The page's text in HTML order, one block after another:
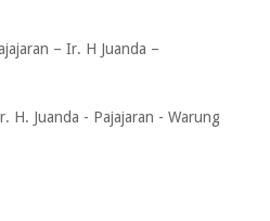
– Ir. H Juanda –
H. Juanda - Pajajaran - Warung